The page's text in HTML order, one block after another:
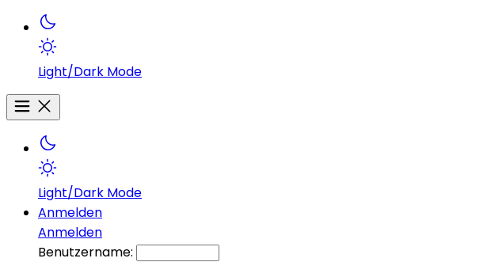
Light/Dark Mode
Light/Dark Mode
Anmelden
Anmelden
Benutzername: